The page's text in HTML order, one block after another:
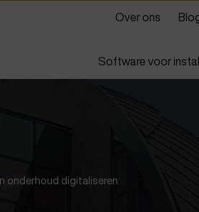
Over ons
Software voor
onderhoud digitaliseren